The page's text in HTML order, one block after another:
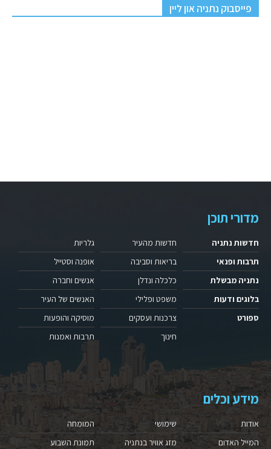
פייסבוק נתניה און ליין
מדורי תוכן
חדשות נתניה
תרבות ופנאי
נתניה מבשלת
בלוגים ודעות
ספורט
חדשות מהעיר
בריאות וסביבה
כלכלה ונדלן
משפט ופלילי
צרכנות ועסקים
חינוך
גלריות
אופנה וסטייל
אנשים וחברה
האנשים של העיר
מוסיקה והופעות
תרבות ואמנות
מידע וכלים
אודות
המייל האדום
שימושי
מזג אוויר בנתניה
המומחה
תמונת השבוע